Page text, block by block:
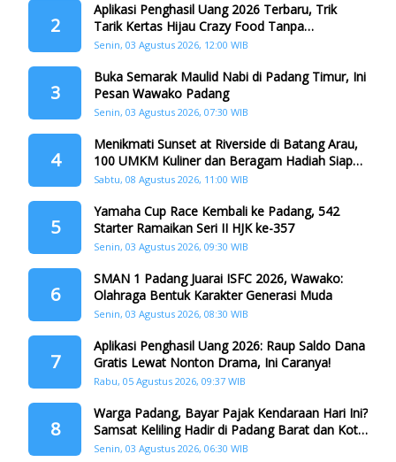
2
Aplikasi Penghasil Uang 2026 Terbaru, Trik
Tarik Kertas Hijau Crazy Food Tanpa
Penggandaan
Senin, 03 Agustus 2026, 12:00 WIB
3
Buka Semarak Maulid Nabi di Padang Timur, Ini
Pesan Wawako Padang
Senin, 03 Agustus 2026, 07:30 WIB
4
Menikmati Sunset at Riverside di Batang Arau,
100 UMKM Kuliner dan Beragam Hadiah Siap
Memanjakan Warga di Momen HJK Padang
Sabtu, 08 Agustus 2026, 11:00 WIB
5
Yamaha Cup Race Kembali ke Padang, 542
Starter Ramaikan Seri II HJK ke-357
Senin, 03 Agustus 2026, 09:30 WIB
6
SMAN 1 Padang Juarai ISFC 2026, Wawako:
Olahraga Bentuk Karakter Generasi Muda
Senin, 03 Agustus 2026, 08:30 WIB
7
Aplikasi Penghasil Uang 2026: Raup Saldo Dana
Gratis Lewat Nonton Drama, Ini Caranya!
Rabu, 05 Agustus 2026, 09:37 WIB
8
Warga Padang, Bayar Pajak Kendaraan Hari Ini?
Samsat Keliling Hadir di Padang Barat dan Koto
Tangah
Senin, 03 Agustus 2026, 06:30 WIB